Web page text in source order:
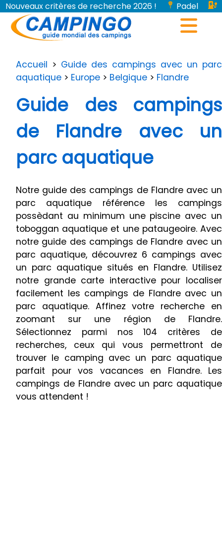
Nouveaux critères de recherche 2026 !
Padel
Bornes de recharge pour véhicules électriques...
Accueil > Guide des campings avec un parc
aquatique > Europe > Belgique > Flandre
Guide des campings
de Flandre avec un
parc aquatique
Notre guide des campings de Flandre avec un
parc aquatique référence les campings
possèdant au minimum une piscine avec un
toboggan aquatique et une pataugeoire. Avec
notre guide des campings de Flandre avec un
parc aquatique, découvrez 6 campings avec
un parc aquatique situés en Flandre. Utilisez
notre grande carte interactive pour localiser
facilement les campings de Flandre avec un
parc aquatique. Affinez votre recherche en
zoomant sur une région de Flandre.
Sélectionnez parmi nos 104 critères de
recherches, ceux qui vous permettront de
trouver le camping avec un parc aquatique
parfait pour vos vacances en Flandre. Les
campings de Flandre avec un parc aquatique
vous attendent !